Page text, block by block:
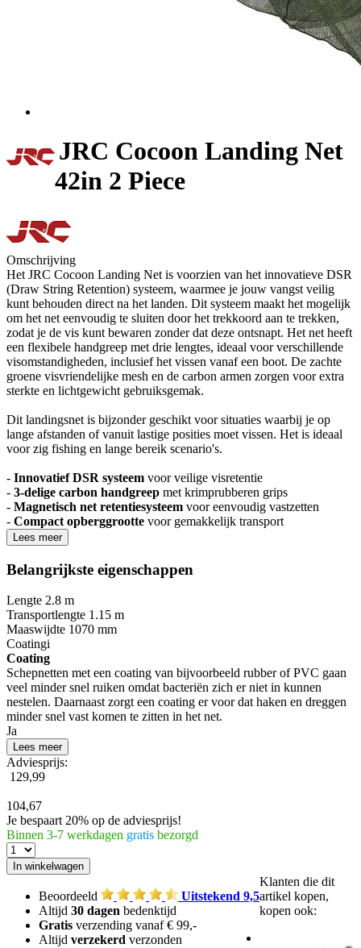
JRC Cocoon Landing Net
42in 2 Piece
Omschrijving
Het JRC Cocoon Landing Net is voorzien van het innovatieve DSR
(Draw String Retention) systeem, waarmee je jouw vangst veilig
kunt behouden direct na het landen. Dit systeem maakt het mogelijk
om het net eenvoudig te sluiten door het trekkoord aan te trekken,
zodat je de vis kunt bewaren zonder dat deze ontsnapt. Het net heeft
een flexibele handgreep met drie lengtes, ideaal voor verschillende
visomstandigheden, inclusief het vissen vanaf een boot. De zachte
groene visvriendelijke mesh en de carbon armen zorgen voor extra
sterkte en lichtgewicht gebruiksgemak.
Dit landingsnet is bijzonder geschikt voor situaties waarbij je op
lange afstanden of vanuit lastige posities moet vissen. Het is ideaal
voor zig fishing en lange bereik scenario's.
- Innovatief DSR systeem voor veilige visretentie
- 3-delige carbon handgreep met krimprubberen grips
- Magnetisch net retentiesysteem voor eenvoudig vastzetten
- Compact opberggrootte voor gemakkelijk transport
Lees meer
Belangrijkste eigenschappen
Lengte 2.8 m
Transportlengte 1.15 m
Maaswijdte 1070 mm
Coatingi
Coating
Schepnetten met een coating van bijvoorbeeld rubber of PVC gaan
veel minder snel ruiken omdat bacteriën zich er niet in kunnen
nestelen. Daarnaast zorgt een coating er voor dat haken en dreggen
minder snel vast komen te zitten in het net.
Ja
Lees meer
Adviesprijs:
129,99
104,67
Je bespaart 20% op de adviesprijs!
Binnen 3-7 werkdagen gratis bezorgd
Beoordeeld
Uitstekend 9,5
Altijd 30 dagen bedenktijd
Gratis verzending vanaf € 99,-
Altijd verzekerd verzonden
Klanten die dit
artikel kopen,
kopen ook: